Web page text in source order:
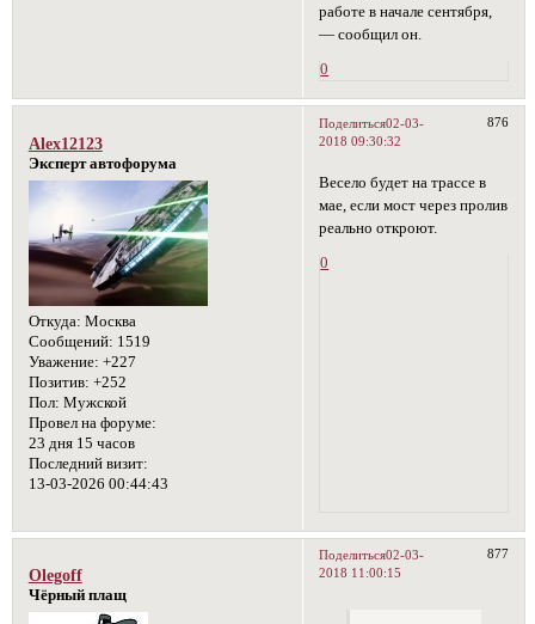
работе в начале сентября,
— сообщил он.
0
Поделиться 876
02-03-
2018 09:30:32
Alex12123
Эксперт автофорума
Откуда: Москва
Сообщений: 1519
Уважение: +227
Позитив: +252
Пол: Мужской
Провел на форуме:
23 дня 15 часов
Последний визит:
13-03-2026 00:44:43
Весело будет на трассе в
мае, если мост через пролив
реально откроют.
0
Поделиться 877
02-03-
2018 11:00:15
Olegoff
Чёрный плащ